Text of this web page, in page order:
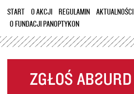
START O AKCJI REGULAMIN
AKTUALNOŚCI
O FUNDACJI PANOPTYKON